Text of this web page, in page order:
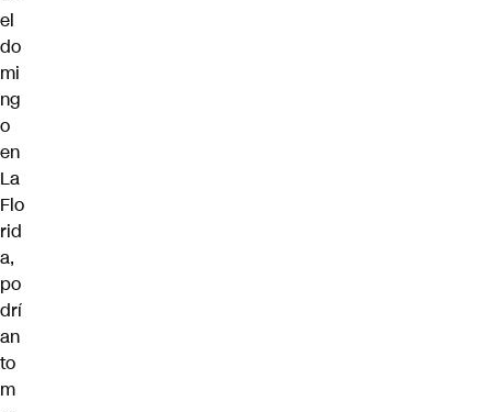
el
do
mi
ng
o
en
La
Flo
rid
a,
po
drí
an
to
m